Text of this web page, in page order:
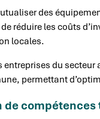
des
réduire les coûts
locales.
entreprises du
permettant
de